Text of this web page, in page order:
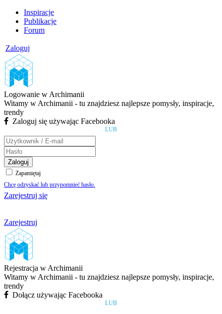
Inspiracje
Publikacje
Forum
Zaloguj
Logowanie w Archimanii
Witamy w Archimanii - tu znajdziesz najlepsze pomysły, inspiracje,
trendy
Zaloguj się używając Facebooka
LUB
Zaloguj
Zapamiętaj
Chcę odzyskać lub przypomnieć hasło.
Zarejestruj się
Zarejestruj
Rejestracja w Archimanii
Witamy w Archimanii - tu znajdziesz najlepsze pomysły, inspiracje,
trendy
Dołącz używając Facebooka
LUB